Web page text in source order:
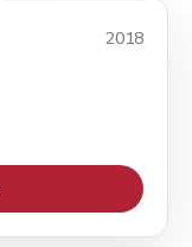
2018